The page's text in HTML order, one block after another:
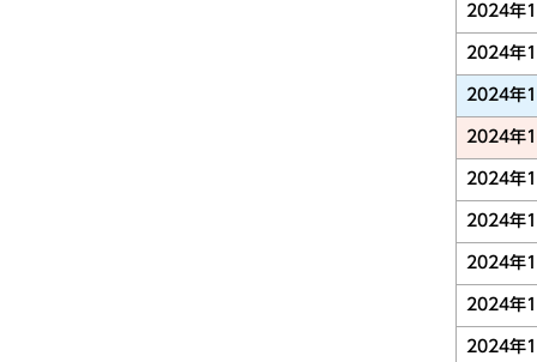
2024年
2024年
2024年
2024年
2024年
2024年
2024年
2024年
2024年